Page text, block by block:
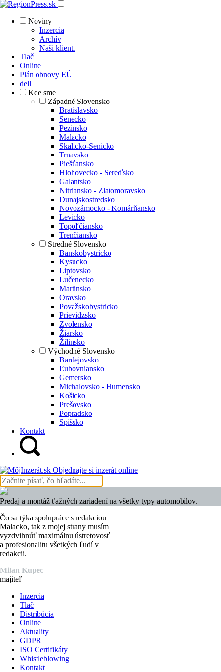
Noviny
Inzercia
Archív
Naši klienti
Tlač
Online
Plán obnovy EÚ
dell
Kde sme
Západné Slovensko
Bratislavsko
Senecko
Pezinsko
Malacko
Skalicko-Senicko
Trnavsko
Piešťansko
Hlohovecko - Sereďsko
Galantsko
Nitriansko - Zlatomoravsko
Dunajskostredsko
Novozámocko - Komárňansko
Levicko
Topoľčiansko
Trenčiansko
Stredné Slovensko
Banskobystricko
Kysucko
Liptovsko
Lučenecko
Martinsko
Oravsko
Považskobystricko
Prievidzsko
Zvolensko
Žiarsko
Žilinsko
Východné Slovensko
Bardejovsko
Ľubovniansko
Gemersko
Michalovsko - Humensko
Košicko
Prešovsko
Popradsko
Spišsko
Kontakt
Objednajte si inzerát online
Predaj a montáž ťažných zariadení na všetky typy automobilov.
Čo sa týka spolupráce s redakciou
Malacko, tak z mojej strany musím
vyzdvihnúť maximálnu ústretovosť
a profesionalitu všetkých ľudí v
redakcii.
Milan Kupec
majiteľ
Inzercia
Tlač
Distribúcia
Online
Aktuality
GDPR
ISO Certifikáty
Whistleblowing
Kontakt